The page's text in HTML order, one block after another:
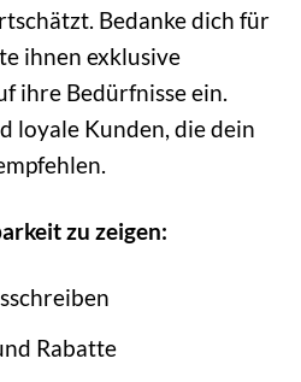
Bedanke dich für
ihnen exklusive
ihre Bedürfnisse ein.
loyale Kunden, die dein
zu zeigen:
Rabatte